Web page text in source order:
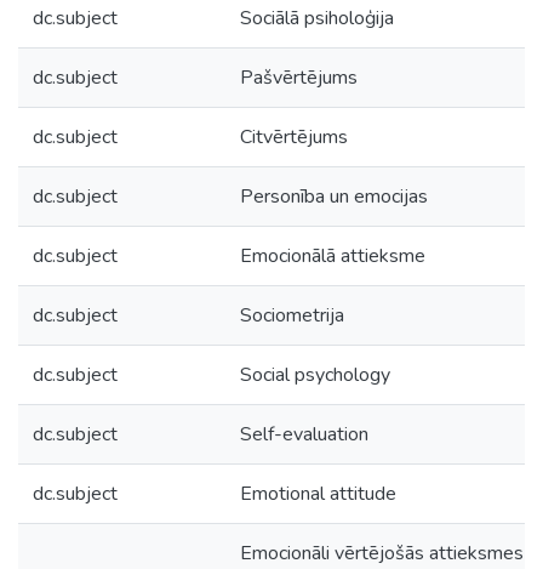
dc.subject Sociālā psiholoģija
dc.subject Pašvērtējums
dc.subject Citvērtējums
dc.subject Personība un emocijas
dc.subject Emocionālā attieksme
dc.subject Sociometrija
dc.subject Social psychology
dc.subject Self-evaluation
dc.subject Emotional attitude
Emocionāli vērtējošās attieksmes